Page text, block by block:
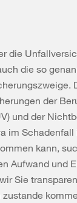
die
die so
der
und der
im Schadenfall
kann,
Aufwand und
Sie